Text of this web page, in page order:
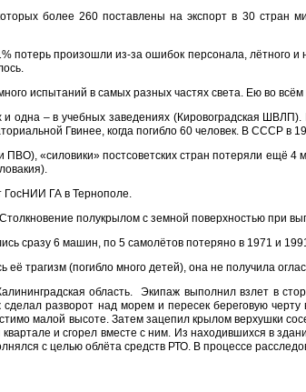
более 260 поставлены на экспорт в 30
потерь произошли из-за ошибок персонала,
испытаний в самых разных частях света. Ею во
одна – в учебных заведениях (Кировоградская
Гвинее, когда погибло 60 человек. В СССР в
«силовики» постсоветских стран потеряли ещё
ГА в Тернополе.
полукрылом с земной поверхностью при
сразу 6 машин, по 5 самолётов потеряно в 1971 и
трагизм (погибло много детей), она не получила
область. Экипаж выполнил взлет в
разворот над морем и пересек береговую
малой высоте. Затем зацепил крылом верхушки
и сгорел вместе с ним. Из находившихся в
с целью облёта средств РТО. В процессе